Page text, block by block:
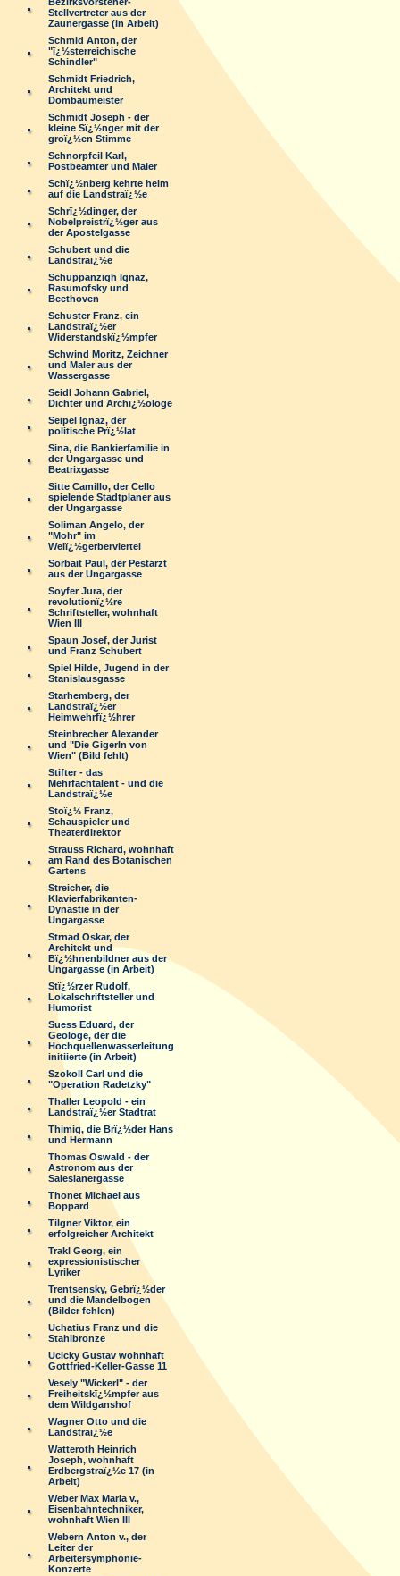
Stellvertreter aus der
Zaunergasse (in Arbeit)
Schmid Anton, der
"ï¿½sterreichische
Schindler"
Schmidt Friedrich,
Architekt und
Dombaumeister
Schmidt Joseph - der
kleine Sï¿½nger mit der
groï¿½en Stimme
Schnorpfeil Karl,
Postbeamter und Maler
Schï¿½nberg kehrte heim
auf die Landstraï¿½e
Schrï¿½dinger, der
Nobelpreistrï¿½ger aus
der Apostelgasse
Schubert und die
Landstraï¿½e
Schuppanzigh Ignaz,
Rasumofsky und
Beethoven
Schuster Franz, ein
Landstraï¿½er
Widerstandskï¿½mpfer
Schwind Moritz, Zeichner
und Maler aus der
Wassergasse
Seidl Johann Gabriel,
Dichter und Archï¿½ologe
Seipel Ignaz, der
politische Prï¿½lat
Sina, die Bankierfamilie in
der Ungargasse und
Beatrixgasse
Sitte Camillo, der Cello
spielende Stadtplaner aus
der Ungargasse
Soliman Angelo, der
"Mohr" im
Weiï¿½gerberviertel
Sorbait Paul, der Pestarzt
aus der Ungargasse
Soyfer Jura, der
revolutionï¿½re
Schriftsteller, wohnhaft
Wien III
Spaun Josef, der Jurist
und Franz Schubert
Spiel Hilde, Jugend in der
Stanislausgasse
Starhemberg, der
Landstraï¿½er
Heimwehrfï¿½hrer
Steinbrecher Alexander
und "Die Gigerln von
Wien" (Bild fehlt)
Stifter - das
Mehrfachtalent - und die
Landstraï¿½e
Stoï¿½ Franz,
Schauspieler und
Theaterdirektor
Strauss Richard, wohnhaft
am Rand des Botanischen
Gartens
Streicher, die
Klavierfabrikanten-
Dynastie in der
Ungargasse
Strnad Oskar, der
Architekt und
Bï¿½hnenbildner aus der
Ungargasse (in Arbeit)
Stï¿½rzer Rudolf,
Lokalschriftsteller und
Humorist
Suess Eduard, der
Geologe, der die
Hochquellenwasserleitung
initiierte (in Arbeit)
Szokoll Carl und die
"Operation Radetzky"
Thaller Leopold - ein
Landstraï¿½er Stadtrat
Thimig, die Brï¿½der Hans
und Hermann
Thomas Oswald - der
Astronom aus der
Salesianergasse
Thonet Michael aus
Boppard
Tilgner Viktor, ein
erfolgreicher Architekt
Trakl Georg, ein
expressionistischer
Lyriker
Trentsensky, Gebrï¿½der
und die Mandelbogen
(Bilder fehlen)
Uchatius Franz und die
Stahlbronze
Ucicky Gustav wohnhaft
Gottfried-Keller-Gasse 11
Vesely "Wickerl" - der
Freiheitskï¿½mpfer aus
dem Wildganshof
Wagner Otto und die
Landstraï¿½e
Watteroth Heinrich
Joseph, wohnhaft
Erdbergstraï¿½e 17 (in
Arbeit)
Weber Max Maria v.,
Eisenbahntechniker,
wohnhaft Wien III
Webern Anton v., der
Leiter der
Arbeitersymphonie-
Konzerte